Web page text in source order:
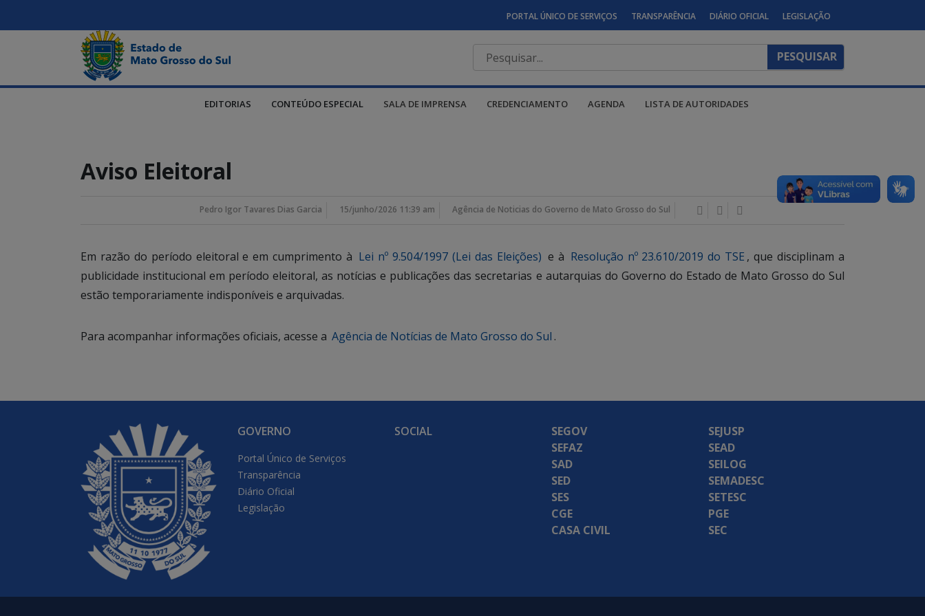
PORTAL ÚNICO DE SERVIÇOS TRANSPARÊNCIA DIÁRIO OFICIAL LEGISLAÇÃO
EDITORIAS CONTEÚDO ESPECIAL SALA DE IMPRENSA CREDENCIAMENTO AGENDA LISTA DE AUTORIDADES
Aviso Eleitoral
Pedro Igor Tavares Dias Garcia 15/junho/2026 11:39 am Agência de Noticias do Governo de Mato Grosso do Sul
Em razão do período eleitoral e em cumprimento à Lei nº 9.504/1997 (Lei das Eleições) e à Resolução nº 23.610/2019 do TSE , que disciplinam a
publicidade institucional em período eleitoral, as notícias e publicações das secretarias e autarquias do Governo do Estado de Mato Grosso do Sul
estão temporariamente indisponíveis e arquivadas.
Para acompanhar informações oficiais, acesse a Agência de Notícias de Mato Grosso do Sul .
GOVERNO
Portal Único de Serviços
Transparência
Diário Oficial
Legislação
SOCIAL
SEGOV
SEFAZ
SAD
SED
SES
CGE
CASA CIVIL
SEJUSP
SEAD
SEILOG
SEMADESC
SETESC
PGE
SEC